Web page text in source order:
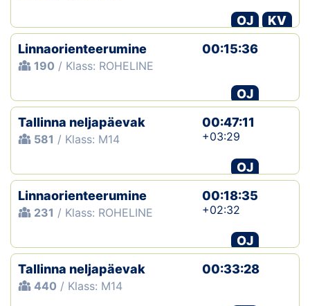
OJ
KV
Linnaorienteerumine
190 / Klass: ROHELINE
00:15:36
OJ
Tallinna neljapäevak
581 / Klass: M14
00:47:11
+03:29
OJ
Linnaorienteerumine
231 / Klass: ROHELINE
00:18:35
+02:32
OJ
Tallinna neljapäevak
440 / Klass: M14
00:33:28